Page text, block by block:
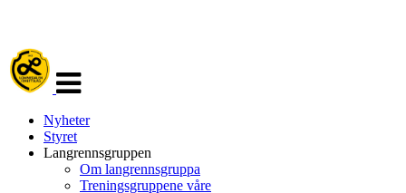
navigasjon
Nyheter
Styret
Langrennsgruppen
Om langrennsgruppa
Treningsgruppene våre